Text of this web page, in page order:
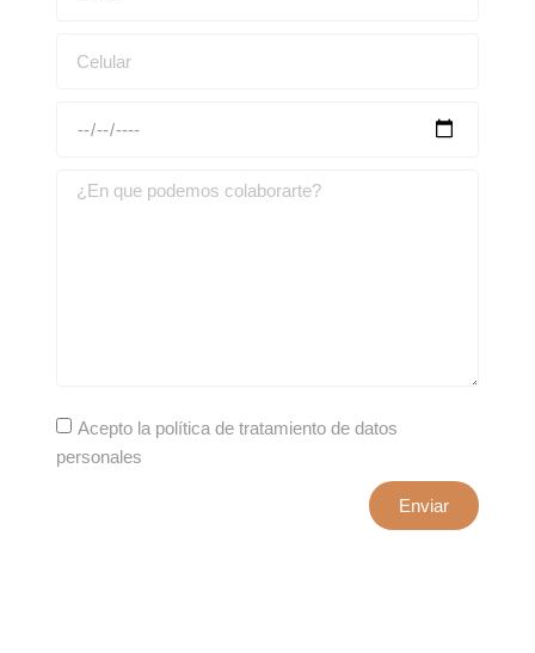
Acepto la política de tratamiento de datos
personales
Enviar